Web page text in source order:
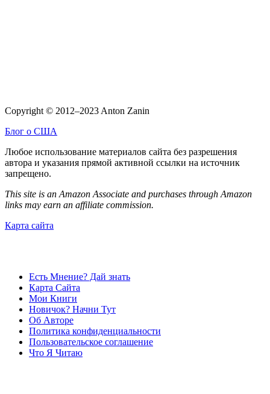
Copyright © 2012–2023 Anton Zanin
Блог о США
Любое использование материалов сайта без разрешения
автора и указания прямой активной ссылки на источник
запрещено.
This site is an Amazon Associate and purchases through Amazon
links may earn an affiliate commission.
Карта сайта
Есть Мнение? Дай знать
Карта Сайта
Мои Книги
Новичок? Начни Тут
Об Авторе
Политика конфиденциальности
Пользовательское соглашение
Что Я Читаю